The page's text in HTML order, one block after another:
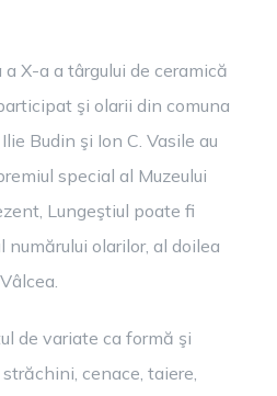
X-a a târgului de ceramică
şi olarii din comuna
Budin şi Ion C. Vasile au
special al Muzeului
Lungeştiul poate fi
numărului olarilor, al doilea
de variate ca formă şi
cenace, taiere,